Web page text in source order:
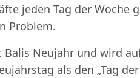
jeden Tag der
Problem.
Balis Neujahr und wird
als den „Tag